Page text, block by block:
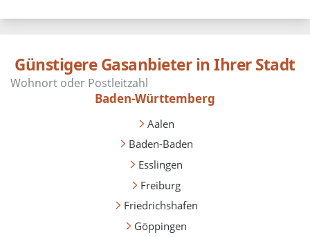
Günstigere Gasanbieter in Ihrer Stadt
Baden-Württemberg
Aalen
Baden-Baden
Esslingen
Freiburg
Friedrichshafen
Göppingen